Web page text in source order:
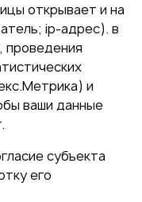
открывает и на
ip-адрес). в
проведения
и
ваши данные
субъекта
его